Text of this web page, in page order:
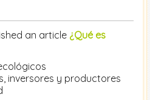
an article ¿Qué es
inversores y productores